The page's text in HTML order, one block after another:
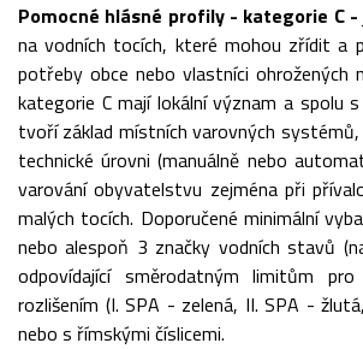
Pomocné hlásné profily - kategorie C -
na vodních tocích, které mohou zřídit a
potřeby obce nebo vlastníci
kategorie C mají lokální význam a spolu
tvoří základ místních varovných systémů,
technické úrovni (manuálně nebo
varování obyvatelstvu zejména při
malých tocích. Doporučené minimální
nebo alespoň 3 značky vodních stavů
odpovídající směrodatným limitům
rozlišením (I. SPA - zelená, II. SPA -
nebo s římskými číslicemi.